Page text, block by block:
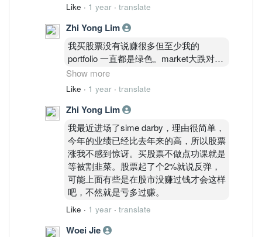
Like · 1 year · translate
Zhi Yong Lim
我买股票没有说赚很多但至少我的
portfolio 一直都是绿色。market大跌对我
来说真的没有影响，反而赚更多。因为买
股我和别人的想法是相反的，别人是看技
术图，只是认为股价很低了，可以进场
了。但我看的是业绩，如果业绩下滑我会
观察，在决定要不要买。因为业绩涨股价
一定会涨，这样的道理就是很多人不明白
哈哈。看genm 那些技术分析的人现在过
的怎样3块买跌了又在买，根本无底洞。
如果aeon 的股价要回到7块，下个月业绩
net profit看能不能去到120m以上，如果
继续下跌就sry了，在看后个季度直到业
绩稳定才买入。
Show more
Like · 1 year · translate
Zhi Yong Lim
我最近进场了sime darby，理由很简单，
今年的业绩已经比去年来的高，所以股票
涨我不感到惊讶。买股票不做点功课就是
等被割韭菜。股票起了个2%就说反弹，
可能上面有些是在股市没赚过钱才会这样
吧，不然就是亏多过赚。
Like · 1 year · translate
Woei Jie